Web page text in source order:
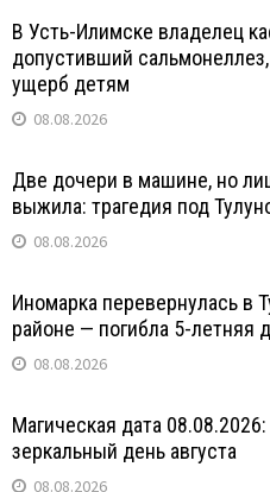
В Усть-Илимске владелец
допустивший
ущерб детям
08.08.2026
Две дочери в машине, но
выжила: трагедия под
08.08.2026
Иномарка перевернулась в
районе — погибла 5-летняя
08.08.2026
Магическая дата
зеркальный день августа
08.08.2026